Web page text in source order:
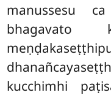
manussesu
bhagavato
kucchimhi